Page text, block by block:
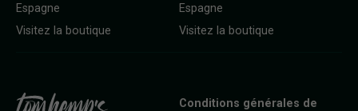
Espagne
Visitez la boutique
Espagne
Visitez la boutique
Conditions générales de